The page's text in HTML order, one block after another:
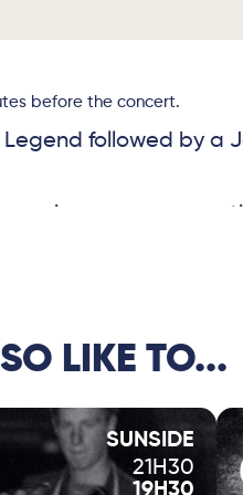
before the concert.
Legend followed by a
mais une
LIKE TO...
SUNSIDE
21H30
19H30